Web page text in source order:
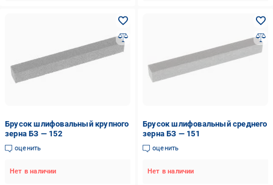
Брусок шлифовальный крупного
зерна БЗ — 152
оценить
Нет в наличии
Брусок шлифовальный среднего
зерна БЗ — 151
оценить
Нет в наличии